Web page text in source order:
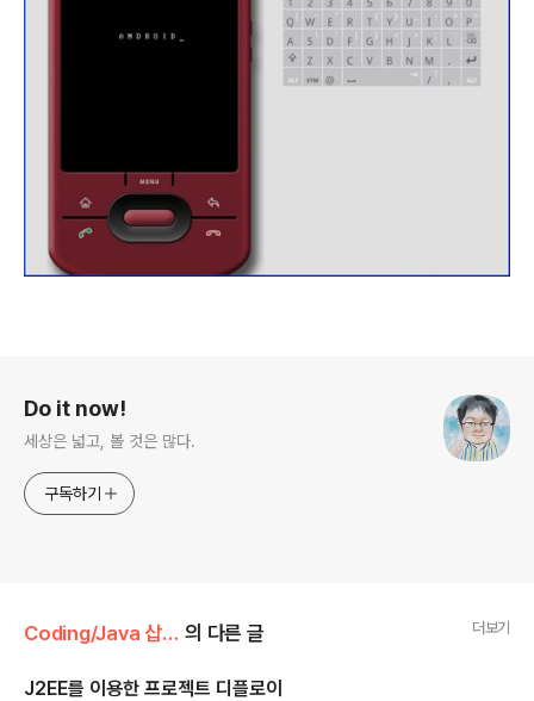
Do it now!
세상은 넓고, 볼 것은 많다.
구독하기
Coding/Java 삽질기 의 다른 글 더보기
J2EE를 이용한 프로젝트 디플로이